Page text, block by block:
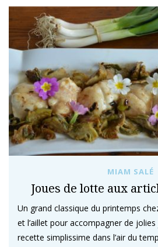
MIAM SALÉ
Joues de lotte aux
Un grand classique du printemps
et l’aillet pour accompagner de
recette simplissime dans l’air du